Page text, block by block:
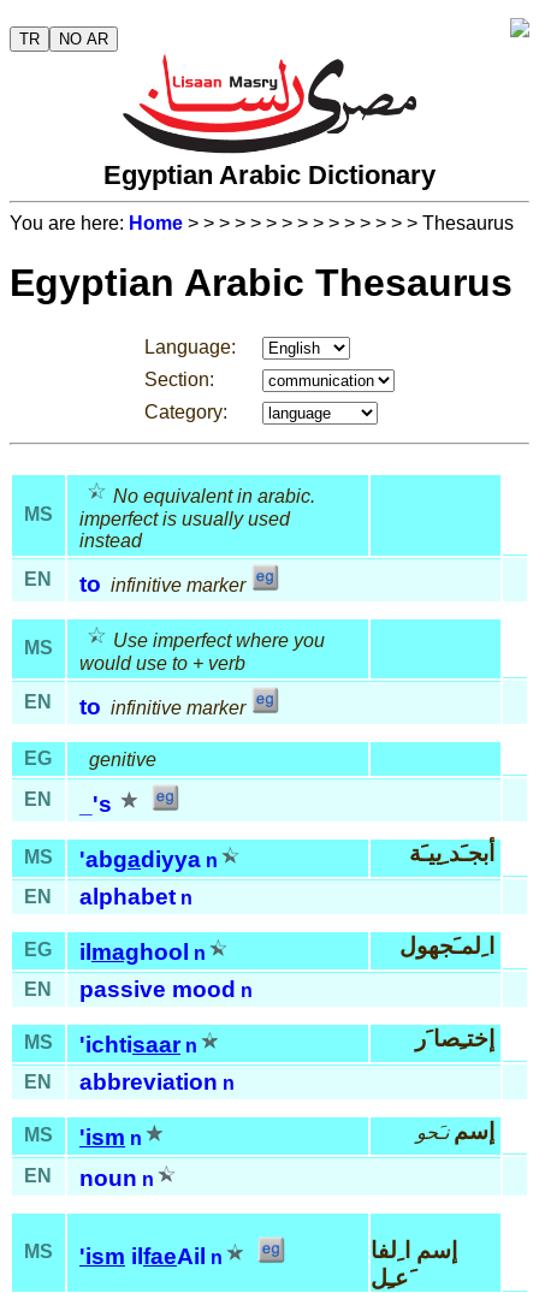
TR NO AR
Egyptian Arabic Dictionary
You are here: Home > > > > > > > > > > > > > > > Thesaurus
Egyptian Arabic Thesaurus
Language:
Section:
Category:
MS
No equivalent in arabic.
imperfect is usually used
instead
EN
to infinitive marker
MS
Use imperfect where you
would use to + verb
EN
to infinitive marker
EG
genitive
EN
_'s
MS 'abgadiyya n أبجـَد ِييـَة
EN alphabet n
EG il maghool n ا ِلمـَجهول
EN passive mood n
MS 'ichtisaar n إختـِصا َر
EN abbreviation n
MS 'ism n إسم نـَحو
EN noun n
MS 'ism il faeAil n
إسم ا ِلفا
َعـِل